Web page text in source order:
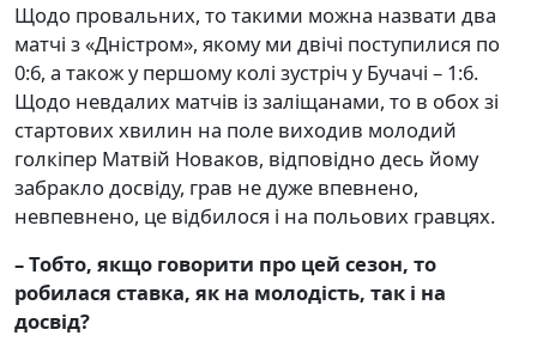
Щодо провальних, то такими можна назвати два
матчі з «Дністром», якому ми двічі поступилися по
0:6, а також у першому колі зустріч у Бучачі – 1:6.
Щодо невдалих матчів із заліщанами, то в обох зі
стартових хвилин на поле виходив молодий
голкіпер Матвій Новаков, відповідно десь йому
забракло досвіду, грав не дуже впевнено,
невпевнено, це відбилося і на польових гравцях.
– Тобто, якщо говорити про цей сезон, то
робилася ставка, як на молодість, так і на
досвід?